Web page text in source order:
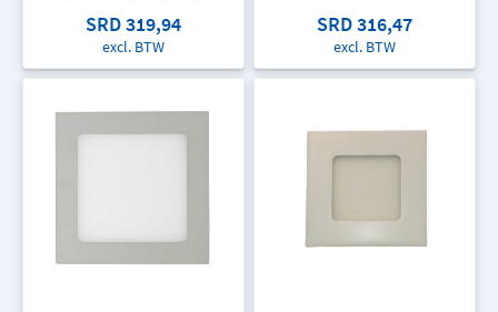
SRD 319,94
excl. BTW
SRD 316,47
excl. BTW